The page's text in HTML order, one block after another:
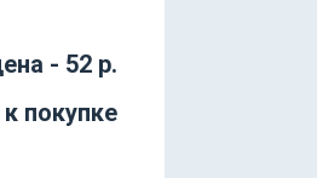
- 52 р.
покупке